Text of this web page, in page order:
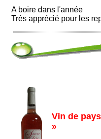
A boire dans l'année
Très apprécié pour les
Vin de
»